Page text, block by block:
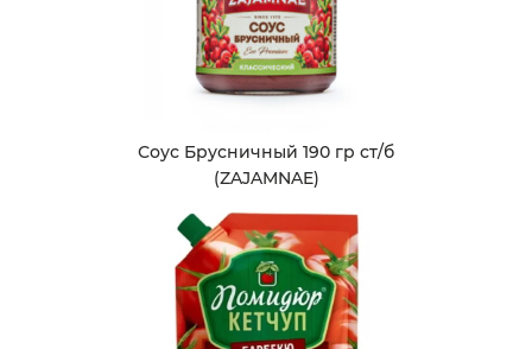
Соус Брусничный 190 гр ст/б
(ZAJAMNAE)